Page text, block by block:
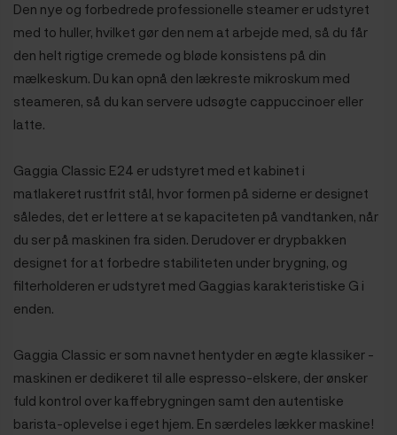
Den nye og forbedrede professionelle steamer er udstyret
med to huller, hvilket gør den nem at arbejde med, så du får
den helt rigtige cremede og bløde konsistens på din
mælkeskum. Du kan opnå den lækreste mikroskum med
steameren, så du kan servere udsøgte cappuccinoer eller
latte.
Gaggia Classic E24 er udstyret med et kabinet i
matlakeret rustfrit stål, hvor formen på siderne er designet
således, det er lettere at se kapaciteten på vandtanken, når
du ser på maskinen fra siden. Derudover er drypbakken
designet for at forbedre stabiliteten under brygning, og
filterholderen er udstyret med Gaggias karakteristiske G i
enden.
Gaggia Classic er som navnet hentyder en ægte klassiker -
maskinen er dedikeret til alle espresso-elskere, der ønsker
fuld kontrol over kaffebrygningen samt den autentiske
barista-oplevelse i eget hjem. En særdeles lækker maskine!